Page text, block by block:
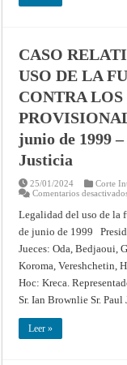
CASO
USO DE LA
CONTRA
junio de 1999
Justicia
25/01/2024
Corte
Comentarios
Legalidad del uso de la
de junio de 1999
Jueces: Oda, Bedjaoui,
Koroma, Vereshchetin,
Hoc: Kreca.
Sr. Ian Brownlie Sr. Paul
Leer »